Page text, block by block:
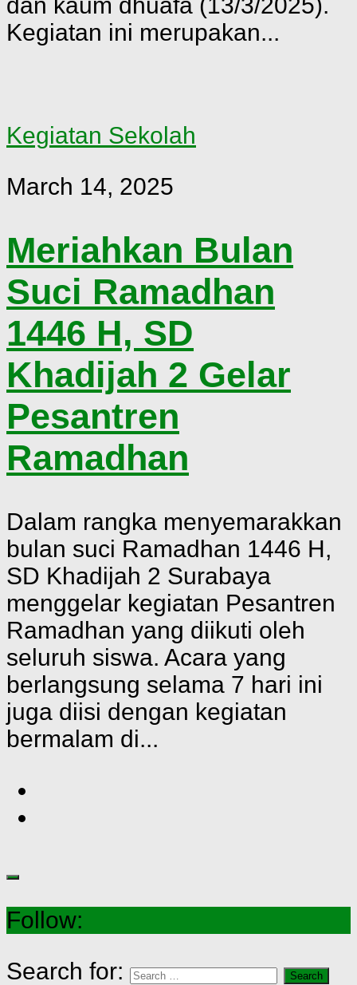
dan kaum dhuafa (13/3/2025).
Kegiatan ini merupakan...
Kegiatan Sekolah
March 14, 2025
Meriahkan Bulan
Suci Ramadhan
1446 H, SD
Khadijah 2 Gelar
Pesantren
Ramadhan
Dalam rangka menyemarakkan
bulan suci Ramadhan 1446 H,
SD Khadijah 2 Surabaya
menggelar kegiatan Pesantren
Ramadhan yang diikuti oleh
seluruh siswa. Acara yang
berlangsung selama 7 hari ini
juga diisi dengan kegiatan
bermalam di...
Follow:
Search for: